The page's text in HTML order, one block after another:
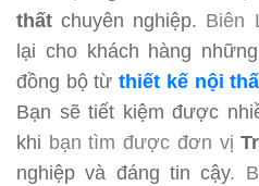
thất chuyên nghiệp. Biên
lại cho khách hàng
đồng bộ từthiết kế nội
Bạn sẽ tiết kiệm được
khi bạn tìm được đơn vị
nghiệp và đáng tin cậy.